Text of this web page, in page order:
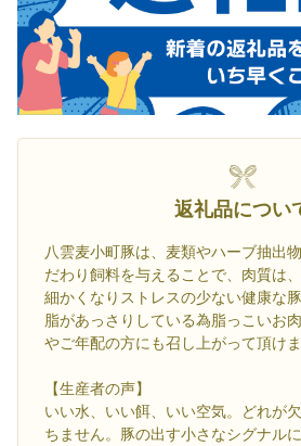
返礼品につい
八雲麦小町豚は、麦類やハーブ抽出
だわり飼料を与えることで、肉質は
細かくなりストレスの少ない健康な豚
脂があっさりしている為脂っこいお
やご年配の方にも召し上がって頂けま
【生産者の声】
いい水、いい餌、いい空気。どれが
ちません。豚の出す小さなシグナル